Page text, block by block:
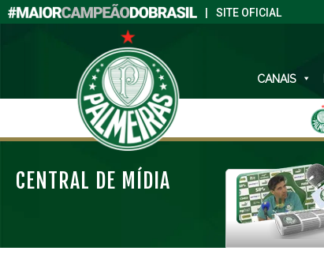
SITE OFICIAL
CANAIS
CENTRAL DE MÍDIA